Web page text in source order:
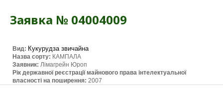
Заявка № 04004009
Вид: Кукурудза звичайна
Назва сорту: КАМПАЛА
Заявник: Лімагрейн Юроп
Рік державної реєстрації майнового права інтелектуальної
власності на поширення: 2007